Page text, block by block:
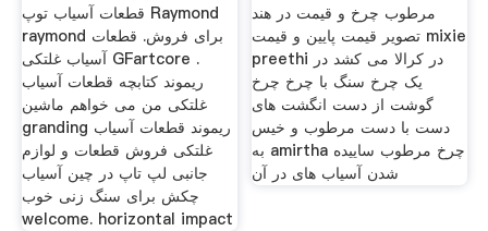
قطعات آسیاب توپ Raymond
raymond برای فروش. قطعات
آسیاب غلتکی GFartcore .
ریموند کتابچه قطعات آسیاب
غلتکی من می خواهم ماشین
granding ریموند قطعات آسیاب
غلتکی فروش قطعات و لوازم
جانبی لپ تاپ در چین آسیاب
چکش برای سنگ زنی خوب
welcome. horizontal impact
مرطوب چرخ و قیمت در هند
تصویر قیمت پایین و قیمت mixie
preethi در کرالا می کشد در
یک چرخ سنگ با چرخ چرخ
گوشت از دست انگشت های
دست با دست مرطوب و خيس
به amirtha چرخ مرطوب ساییده
شدن آسیاب های در آن